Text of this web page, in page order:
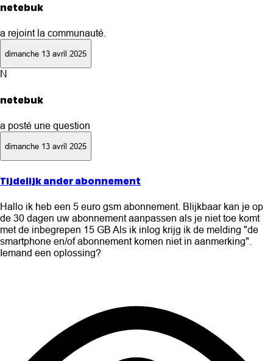
netebuk
a rejoint la communauté.
dimanche 13 avril 2025
N
netebuk
a posté une question
dimanche 13 avril 2025
Tijdelijk ander abonnement
Hallo ik heb een 5 euro gsm abonnement. Blijkbaar kan je op
de 30 dagen uw abonnement aanpassen als je niet toe komt
met de inbegrepen 15 GB Als ik inlog krijg ik de melding "de
smartphone en/of abonnement komen niet in aanmerking".
Iemand een oplossing?